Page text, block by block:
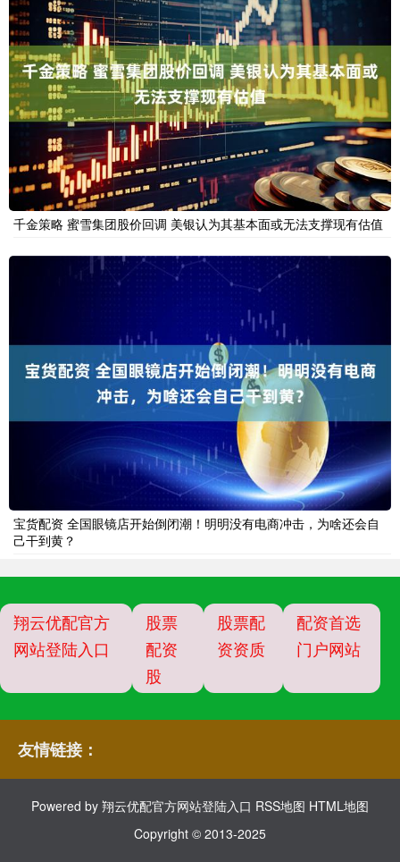
千金策略 蜜雪集团股价回调 美银认为其基本面或无法支撑现有估值
宝货配资 全国眼镜店开始倒闭潮！明明没有电商冲击，为啥还会自
己干到黄？
翔云优配官方
网站登陆入口
股票
配资
股
股票配
资资质
配资首选
门户网站
友情链接：
Powered by 翔云优配官方网站登陆入口 RSS地图 HTML地图
Copyright © 2013-2025